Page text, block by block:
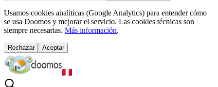
Usamos cookies analíticas (Google Analytics) para entender cómo
se usa Doomos y mejorar el servicio. Las cookies técnicas son
siempre necesarias. Más información.
Rechazar Aceptar